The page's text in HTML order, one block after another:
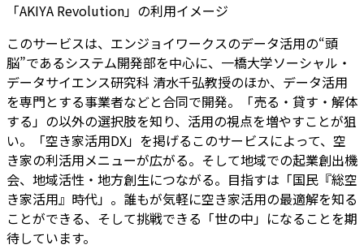
「AKIYA Revolution」の利用イメージ
このサービスは、エンジョイワークスのデータ活用の“頭
脳”であるシステム開発部を中心に、一橋大学ソーシャル・
データサイエンス研究科 清水千弘教授のほか、データ活用
を専門とする事業者などと合同で開発。「売る・貸す・解体
する」の以外の選択肢を知り、活用の視点を増やすことが狙
い。「空き家活用DX」を掲げるこのサービスによって、空
き家の利活用メニューが広がる。そして地域での起業創出機
会、地域活性・地方創生につながる。目指すは「国民『総空
き家活用』時代」――。誰もが気軽に空き家活用の最適解を知る
ことができる、そして挑戦できる「世の中」になることを期
待しています。